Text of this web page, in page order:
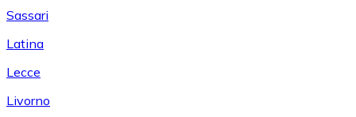
Sassari
Latina
Lecce
Livorno